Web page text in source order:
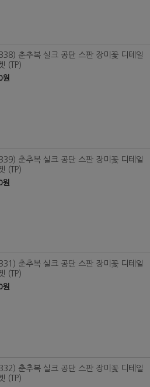
춘추복 실크 공단 스판 장미꽃 디테일
(TP)
춘추복 실크 공단 스판 장미꽃 디테일
(TP)
춘추복 실크 공단 스판 장미꽃 디테일
(TP)
춘추복 실크 공단 스판 장미꽃 디테일
(TP)